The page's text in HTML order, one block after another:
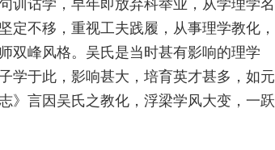
训诂学，早年即放弃科举业，从学理学名
定不移，重视工夫践履，从事理学教化，
双峰风格。吴氏是当时甚有影响的理学
学于此，影响甚大，培育英才甚多，如元
》言因吴氏之教化，浮梁学风大变，一跃